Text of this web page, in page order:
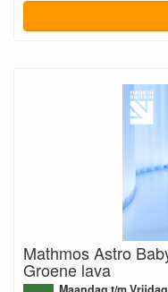
Mathmos Astro
Groene lava